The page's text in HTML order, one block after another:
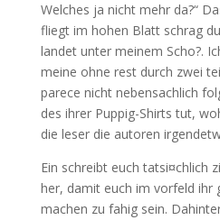
Welches ja nicht mehr da?“
fliegt im hohen Blatt schrag
landet unter meinem Scho?.
meine ohne rest durch zwei
parece nicht nebensachlich
des ihrer Puppig-Shirts tut,
die leser die autoren
Ein schreibt euch tatsi¤chlich
her, damit euch im vorfeld ihr
machen zu fahig sein.